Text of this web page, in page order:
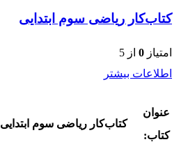
کتاب‌کار ریاضی سوم ابتدایی
امتیاز 0 از 5
اطلاعات بیشتر
عنوان
کتاب:
کتاب‌کار ریاضی سوم ابتدایی